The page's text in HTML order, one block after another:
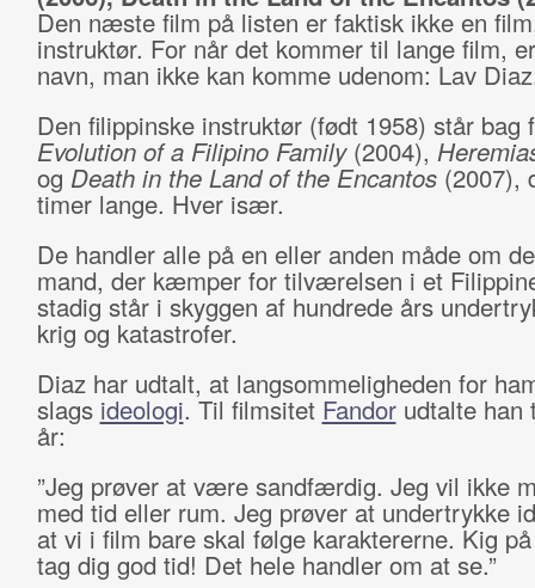
Den næste film på listen er faktisk ikke en
instruktør. For når det kommer til lange film,
navn, man ikke kan komme udenom: Lav
Den filippinske instruktør (født 1958) står bag
Evolution of a Filipino Family(2004),
og Death in the Land of the Encantos(2007),
timer lange. Hver især.
De handler alle på en eller anden måde om
mand, der kæmper for tilværelsen i et
stadig står i skyggen af hundrede års
krig og katastrofer.
Diaz har udtalt, at langsommeligheden for
slags ideologi. Til filmsitet Fandorudtalte han
år:
”Jeg prøver at være sandfærdig. Jeg vil ikke
med tid eller rum. Jeg prøver at undertrykke
at vi i film bare skal følge karaktererne. Kig
tag dig god tid! Det hele handler om at se.”